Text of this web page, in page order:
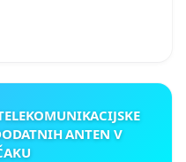
ANTEN V